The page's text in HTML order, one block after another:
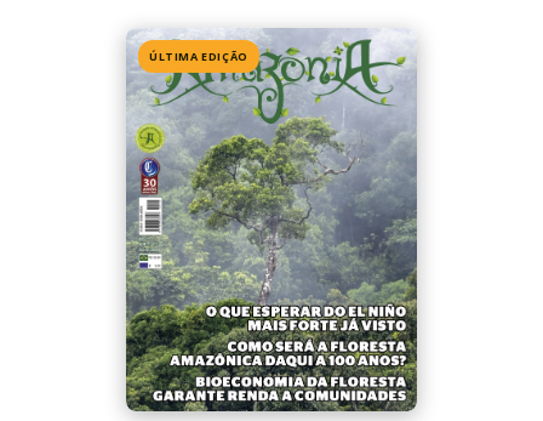
ÚLTIMA EDIÇÃO